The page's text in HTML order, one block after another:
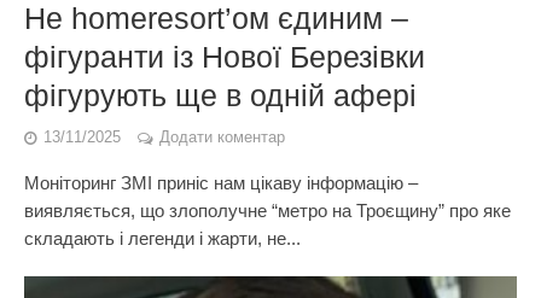
Не homeresort’ом єдиним –
фігуранти із Нової Березівки
фігурують ще в одній афері
13/11/2025 Додати коментар
Моніторинг ЗМІ приніс нам цікаву інформацію –
виявляється, що злополучне “метро на Троєщину” про яке
складають і легенди і жарти, не...